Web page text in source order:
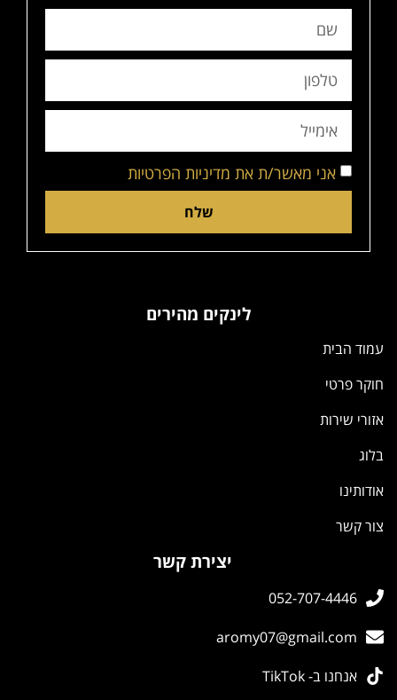
אני מאשר/ת את מדיניות הפרטיות
שלח
לינקים מהירים
עמוד הבית
חוקר פרטי
אזורי שירות
בלוג
אודותינו
צור קשר
יצירת קשר
052-707-4446
aromy07@gmail.com
אנחנו ב- TikTok